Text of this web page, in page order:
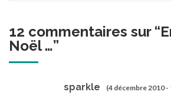
12 commentaires sur “
Noël …”
sparkle (4 décembre 2010 -